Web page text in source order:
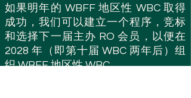
如果明年的 WBFF 地区性 WBC 取得
成功，我们可以建立一个程序，竞标
和选择下一届主办 RO 会员，以便在
2028 年（即第十届 WBC 两年后）组
织 WBFF 地区性 WBC。